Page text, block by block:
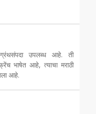
ग्रंथसंपदा उपलब्ध आहे. ती
भाषेत आहे, त्याचा मराठी
आहे.